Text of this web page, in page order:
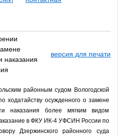
наказания
версия для печати
районным судом Вологодской
ходатайству осужденного о замене
наказания более мягким видом
в ФКУ ИК-4 УФСИН России по
Дзержинского районного суда